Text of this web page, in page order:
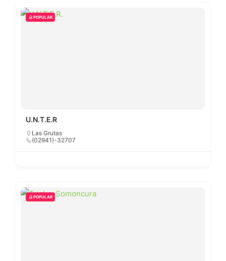
POPULAR
U.N.T.E.R
Las Grutas
(02941)-32707
POPULAR